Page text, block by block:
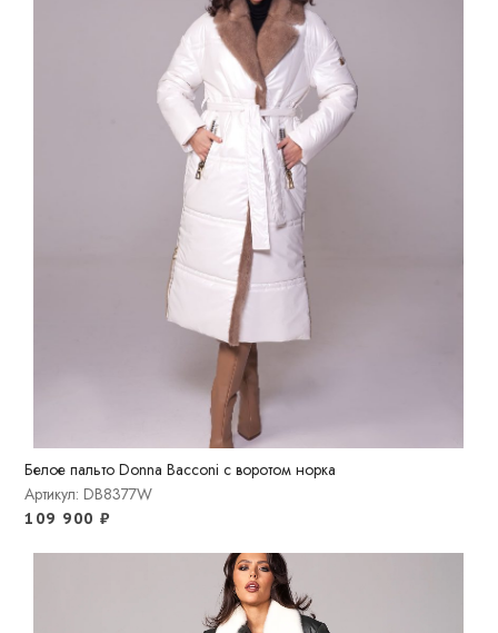
Белое пальто Donna Bacconi с воротом норка
Артикул: DB8377W
109 900₽